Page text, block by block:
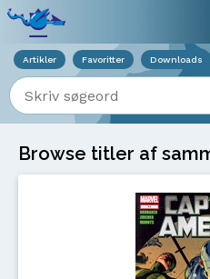
Artikler Favoritter Downloads
Indtast søgeord
Browse titler af
Viser overlay for indkøbskurv